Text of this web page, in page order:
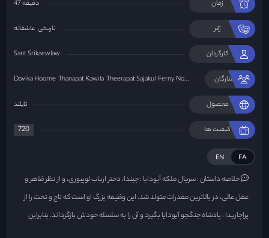
زمان 47 دقیقه
ژانر تاریخی عاشقانه
کارگردان Sant Srikaewlaw
ستارگان Davika Hoorne Thanapat Kawila Theerapat Sajakul Ferny Nopjira Lerkkajornnamkul
محصول تایلند
کیفیت ها 720
FA
EN
خلاصه داستان :سریال ملکه آیودایا : جیندا، دختر ارباب لوپبوری، و از نظر ظاهر و
عقل عالی، در بالاترین مقدرات متولد شد. این وظیفه بزرگ او است که تاج و تخت را از
پراچاریدا ، پادشاه جنگجو آیودایا بگیرد و آن را به سلسله خودش بازگرداند. بنابراین